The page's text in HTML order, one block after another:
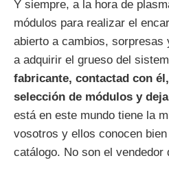
Y siempre, a la hora de
módulos para realizar el
abierto a cambios, sorpresas
a adquirir el grueso del
fabricante, contactad con
selección de módulos y
está en este mundo tiene la
vosotros y ellos conocen
catálogo. No son el vendedor